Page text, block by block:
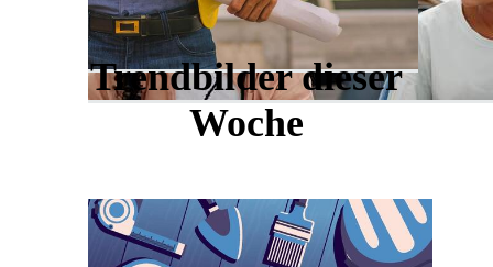
Trendbilder dieser
Woche